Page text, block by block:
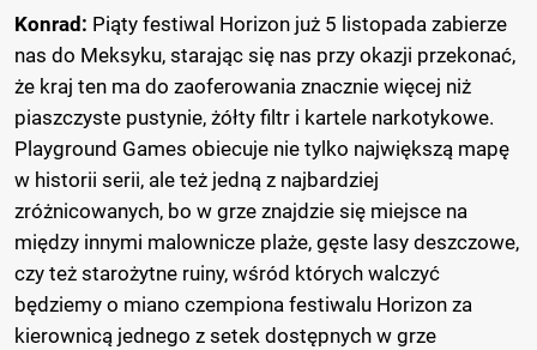
Konrad: Piąty festiwal Horizon już 5 listopada zabierze
nas do Meksyku, starając się nas przy okazji przekonać,
że kraj ten ma do zaoferowania znacznie więcej niż
piaszczyste pustynie, żółty filtr i kartele narkotykowe.
Playground Games obiecuje nie tylko największą mapę
w historii serii, ale też jedną z najbardziej
zróżnicowanych, bo w grze znajdzie się miejsce na
między innymi malownicze plaże, gęste lasy deszczowe,
czy też starożytne ruiny, wśród których walczyć
będziemy o miano czempiona festiwalu Horizon za
kierownicą jednego z setek dostępnych w grze